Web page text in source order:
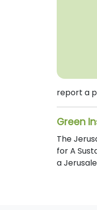
report a
The
for A
a